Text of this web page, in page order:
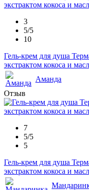
3
5/5
10
Гель-крем для душа
экстрактом кокоса и
Аманда
Отзыв
7
5/5
5
Гель-крем для душа
экстрактом кокоса и